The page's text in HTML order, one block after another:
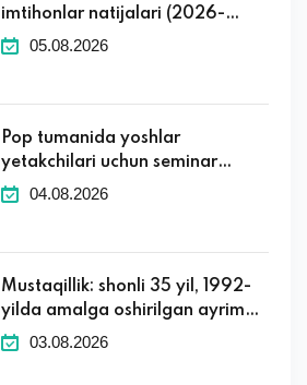
imtihonlar natijalari (2026-
2027 o'quv yili)
05.08.2026
Pop tumanida yoshlar
yetakchilari uchun seminar
tashkil etildi
04.08.2026
Mustaqillik: shonli 35 yil, 1992-
yilda amalga oshirilgan ayrim
muhim ishlar.
03.08.2026